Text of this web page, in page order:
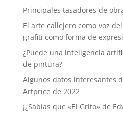
Principales tasadores de
El arte callejero como voz
grafiti como forma de
¿Puede una inteligencia
de pintura?
Algunos datos interesantes
Artprice de 2022
¡¿Sabías que «El Grito» de